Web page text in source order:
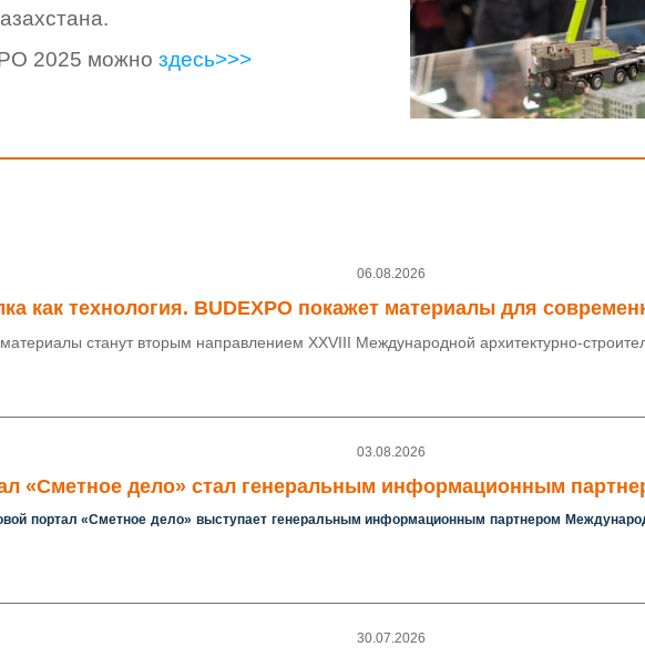
2025 можно здесь>>>
06.08.2026
как технология. BUDEXPO покажет материалы для
станут вторым направлением XXVIII Международной архитектурно-
03.08.2026
«Сметное дело» стал генеральным информационным
портал «Сметное дело» выступает генеральным информационным партнером
30.07.2026